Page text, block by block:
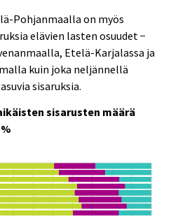
Pohjanmaalla on myös
elävien lasten osuudet −
Etelä-Karjalassa ja
kuin joka neljännellä
sisaruksia.
sisarusten määrä